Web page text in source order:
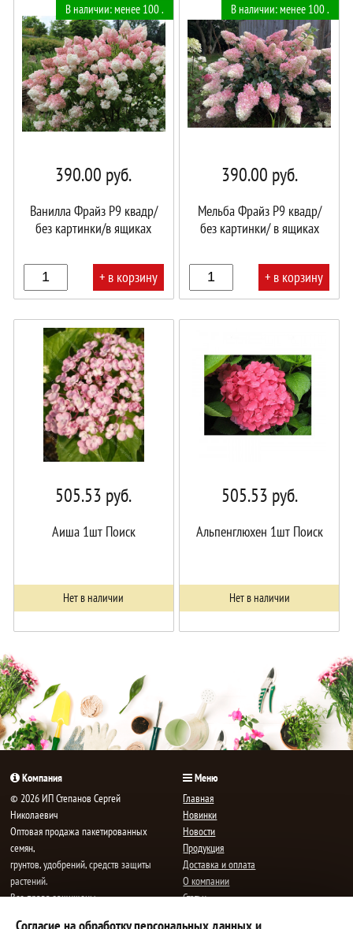
В наличии: менее 100 .
390.00 руб.
Ванилла Фрайз Р9 квадр/
без картинки/в ящиках
+ в корзину
корзине!
В наличии: менее 100 .
390.00 руб.
Мельба Фрайз Р9 квадр/
без картинки/ в ящиках
+ в корзину
505.53 руб.
Аиша 1шт Поиск
Нет в наличии
505.53 руб.
Альпенглюхен 1шт Поиск
Нет в наличии
Компания
© 2026 ИП Степанов Сергей
Николаевич
Oптовая продажа пакетированных
семян,
грунтов, удобрений, средств защиты
растений.
Все права защищены.
E-mail:mail@semenauspeha.ru
Меню
Главная
Новинки
Новости
Продукция
Доставка и оплата
О компании
Статьи